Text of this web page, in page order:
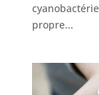
propre...